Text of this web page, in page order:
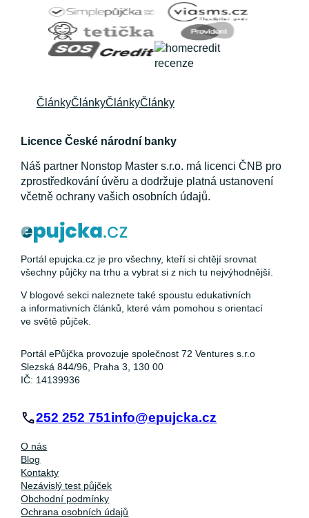
ČlánkyČlánkyČlánkyČlánky
Licence České národní banky
Náš partner Nonstop Master s.r.o. má licenci ČNB pro
zprostředkování úvěru a dodržuje platná ustanovení
včetně ochrany vašich osobních údajů.
Portál epujcka.cz je pro všechny, kteří si chtějí srovnat
všechny půjčky na trhu a vybrat si z nich tu nejvýhodnější.
V blogové sekci naleznete také spoustu edukativních
a informativních článků, které vám pomohou s orientací
ve světě půjček.
Portál ePůjčka provozuje společnost 72 Ventures s.r.o
Slezská 844/96, Praha 3, 130 00
IČ: 14139936
252 252 751info@epujcka.cz
O nás
Blog
Kontakty
Nezávislý test půjček
Obchodní podmínky
Ochrana osobních údajů